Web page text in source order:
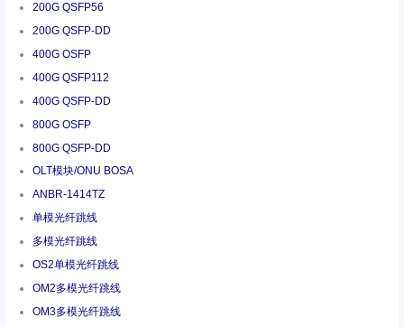
200G QSFP56
200G QSFP-DD
400G OSFP
400G QSFP112
400G QSFP-DD
800G OSFP
800G QSFP-DD
OLT模块/ONU BOSA
ANBR-1414TZ
单模光纤跳线
多模光纤跳线
OS2单模光纤跳线
OM2多模光纤跳线
OM3多模光纤跳线